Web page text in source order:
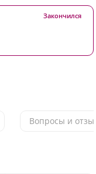
Закончился
Вопросы и